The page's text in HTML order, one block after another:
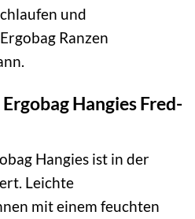
und
Ranzen
Hangies Fred-
Hangies ist in der
Leichte
mit einem feuchten